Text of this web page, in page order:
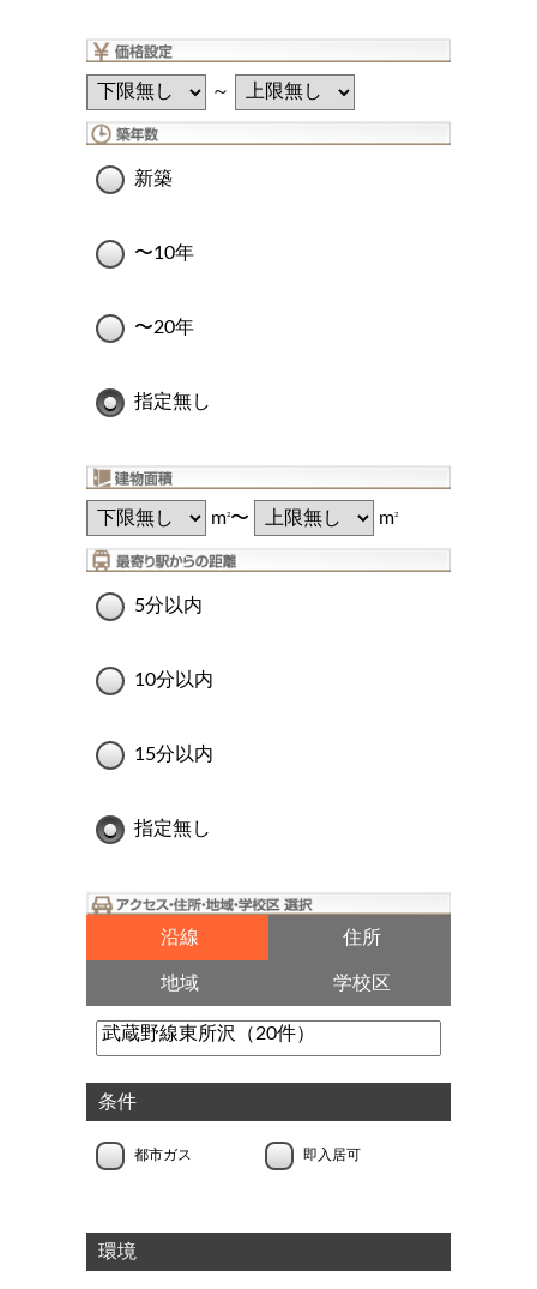
～
新築
〜10年
〜20年
指定無し
m2〜 m2
5分以内
10分以内
15分以内
指定無し
沿線 住所
地域 学校区
条件
都市ガス 即入居可
環境